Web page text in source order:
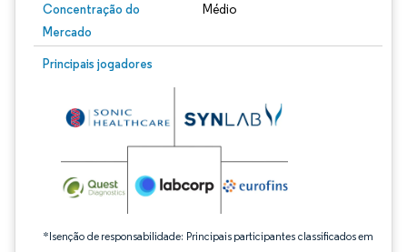
Concentração do
Mercado
Médio
Principais jogadores
*Isenção de responsabilidade: Principais participantes classificados em
Imagem © Mordor Intelligence. O reuso requer atribuição conforme CC BY 4.0.